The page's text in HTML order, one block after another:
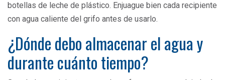
botellas de leche de plástico. Enjuague bien cada recipiente
con agua caliente del grifo antes de usarlo.
¿Dónde debo almacenar el agua y
durante cuánto tiempo?